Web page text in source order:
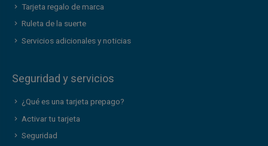
Tarjeta regalo de marca
Ruleta de la suerte
Servicios adicionales y noticias
Seguridad y servicios
¿Qué es una tarjeta prepago?
Activar tu tarjeta
Seguridad